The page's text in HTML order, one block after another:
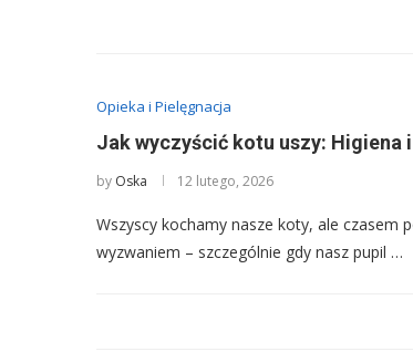
Opieka i Pielęgnacja
Jak wyczyścić kotu uszy: Higiena
by Oska 12 lutego, 2026
Wszyscy kochamy nasze koty, ale czasem
wyzwaniem – szczególnie gdy nasz pupil …